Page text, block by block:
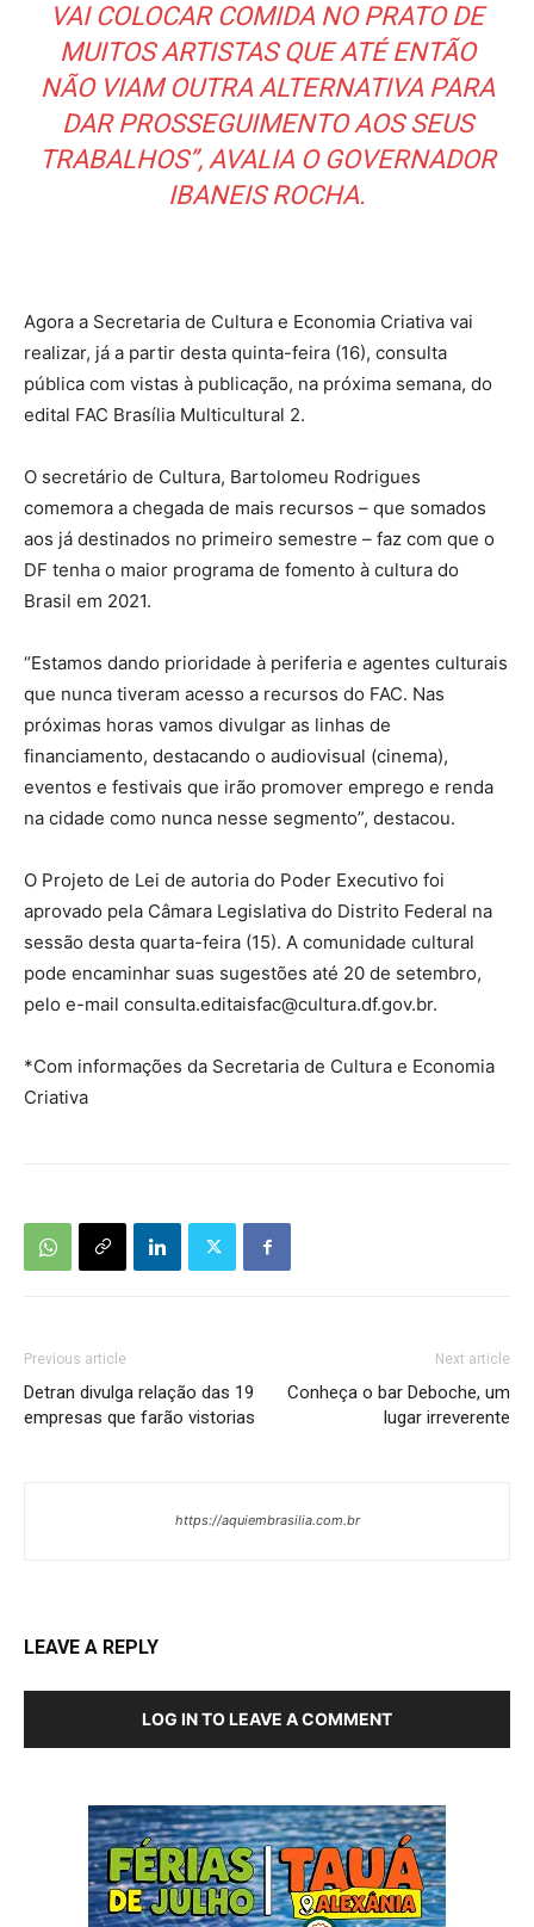
VAI COLOCAR COMIDA NO PRATO DE
MUITOS ARTISTAS QUE ATÉ ENTÃO
NÃO VIAM OUTRA ALTERNATIVA PARA
DAR PROSSEGUIMENTO AOS SEUS
TRABALHOS”, AVALIA O GOVERNADOR
IBANEIS ROCHA.
Agora a Secretaria de Cultura e Economia Criativa vai
realizar, já a partir desta quinta-feira (16), consulta
pública com vistas à publicação, na próxima semana, do
edital FAC Brasília Multicultural 2.
O secretário de Cultura, Bartolomeu Rodrigues
comemora a chegada de mais recursos – que somados
aos já destinados no primeiro semestre – faz com que o
DF tenha o maior programa de fomento à cultura do
Brasil em 2021.
“Estamos dando prioridade à periferia e agentes culturais
que nunca tiveram acesso a recursos do FAC. Nas
próximas horas vamos divulgar as linhas de
financiamento, destacando o audiovisual (cinema),
eventos e festivais que irão promover emprego e renda
na cidade como nunca nesse segmento”, destacou.
O Projeto de Lei de autoria do Poder Executivo foi
aprovado pela Câmara Legislativa do Distrito Federal na
sessão desta quarta-feira (15). A comunidade cultural
pode encaminhar suas sugestões até 20 de setembro,
pelo e-mail consulta.editaisfac@cultura.df.gov.br.
*Com informações da Secretaria de Cultura e Economia
Criativa
Previous article
Detran divulga relação das 19
empresas que farão vistorias
Next article
Conheça o bar Deboche, um
lugar irreverente
https://aquiembrasilia.com.br
LEAVE A REPLY
LOG IN TO LEAVE A COMMENT